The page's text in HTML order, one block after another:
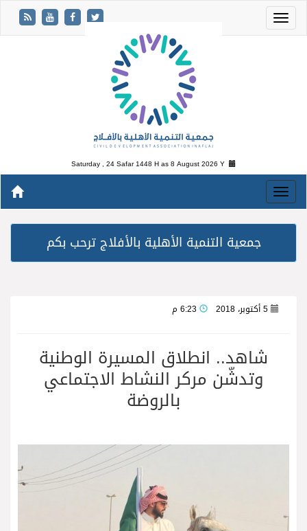
Saturday , 24 Safar 1448 H as8 August 2026 Y
جمعية التنمية الأهلية بالأفلاج ترحب بكم
5 أكتوبر، 2018
شاهد.. انطلاق المسيرة الوطنية
وتدشّن مركر النشاط الاجتماعي
بالروضة